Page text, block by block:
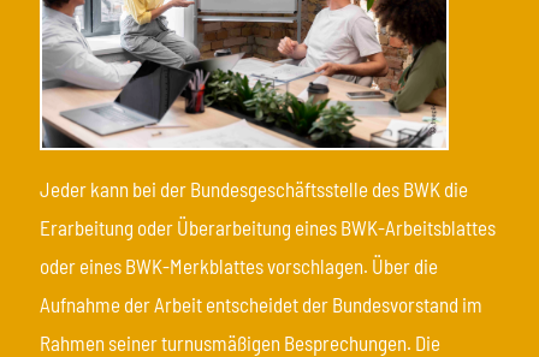
Jeder kann bei der Bundesgeschäftsstelle des BWK die
Erarbeitung oder Überarbeitung eines BWK-Arbeitsblattes
oder eines BWK-Merkblattes vorschlagen. Über die
Aufnahme der Arbeit entscheidet der Bundesvorstand im
Rahmen seiner turnusmäßigen Besprechungen. Die